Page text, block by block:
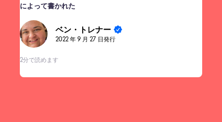
によって書かれた
ベン・トレナー
2022 年 9 月 27 日発行
2分で読めます